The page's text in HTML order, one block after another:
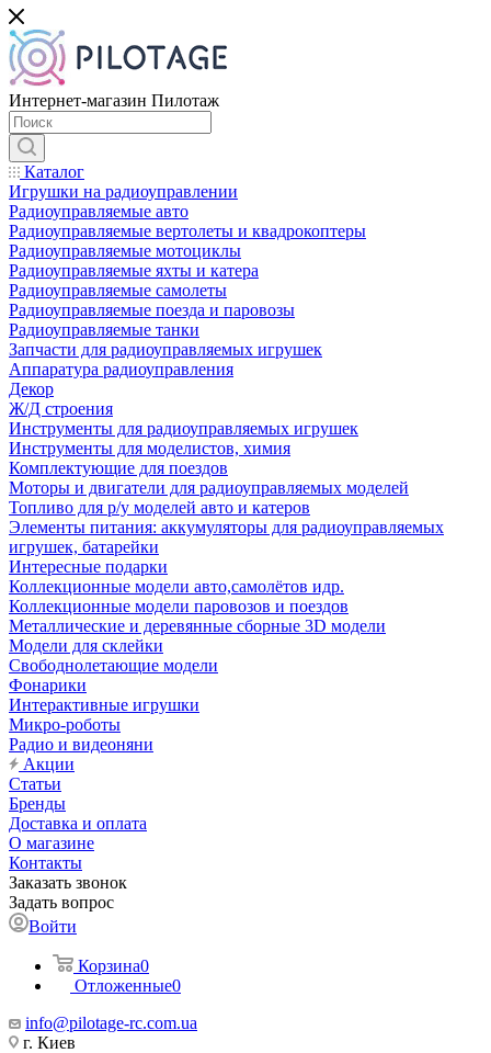
Интернет-магазин Пилотаж
Каталог
Игрушки на радиоуправлении
Радиоуправляемые авто
Радиоуправляемые вертолеты и квадрокоптеры
Радиоуправляемые мотоциклы
Радиоуправляемые яхты и катера
Радиоуправляемые самолеты
Радиоуправляемые поезда и паровозы
Радиоуправляемые танки
Запчасти для радиоуправляемых игрушек
Аппаратура радиоуправления
Декор
Ж/Д строения
Инструменты для радиоуправляемых игрушек
Инструменты для моделистов, химия
Комплектующие для поездов
Моторы и двигатели для радиоуправляемых моделей
Топливо для р/у моделей авто и катеров
Элементы питания: аккумуляторы для радиоуправляемых
игрушек, батарейки
Интересные подарки
Коллекционные модели авто,самолётов идр.
Коллекционные модели паровозов и поездов
Металлические и деревянные сборные 3D модели
Модели для склейки
Свободнолетающие модели
Фонарики
Интерактивные игрушки
Микро-роботы
Радио и видеоняни
Акции
Статьи
Бренды
Доставка и оплата
О магазине
Контакты
Заказать звонок
Задать вопрос
Войти
Корзина0
Отложенные0
info@pilotage-rc.com.ua
г. Киев